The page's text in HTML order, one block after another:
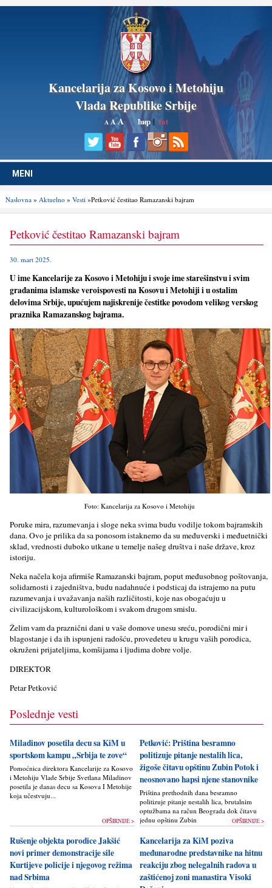
Kancelarija za Kosovo i Metohiju
Vlada Republike Srbije
A AA ћир|lat
MENI
Naslovna» Aktuelno» Vesti»Petković čestitao Ramazanski bajram
Petković čestitao Ramazanski bajram
30. mart 2025.
U ime Kancelarije za Kosovo i Metohiju i svoje ime starešinstvu i svim
građanima islamske veroispovesti na Kosovu i Metohiji i u ostalim
delovima Srbije, upućujem najiskrenije čestitke povodom velikog verskog
praznika Ramazanskog bajrama.
Foto: Kancelarija za Kosovo i Metohiju
Poruke mira, razumevanja i sloge neka svima budu vodilјe tokom bajramskih
dana. Ovo je prilika da sa ponosom istaknemo da su međuverski i međuetnički
sklad, vrednosti duboko utkane u temelјe našeg društva i naše države, kroz
istoriju.
Neka načela koja afirmiše Ramazanski bajram, poput međusobnog poštovanja,
solidarnosti i zajedništva, budu nadahnuće i podsticaj da istrajemo na putu
razumevanja i uvažavanja naših različitosti, koje nas obogaćuju u
civilizacijskom, kulturološkom i svakom drugom smislu.
Želim vam da praznični dani u vaše domove unesu sreću, porodični mir i
blagostanje i da ih ispunjeni radošću, provedeteu u krugu vaših porodica,
okruženi prijatelјima, komšijama i lјudima dobre volјe.
DIREKTOR
Petar Petković
Poslednje vesti
Miladinov posetila decu sa KiM u
sportskom kampu „Srbija te zove“
Pomoćnica direktora Kancelarije za Kosovo
i Metohiju Vlade Srbije Svetlana Miladinov
posetila je danas decu sa Kosova I Metohije
koja učestvuju...
OPŠIRNIJE >
Petković: Priština besramno
politizuje pitanje nestalih lica,
žigoše čitavu opštinu Zubin Potok i
neosnovano hapsi njene stanovnike
Priština prethodnih dana besramno
politizuje pitanje nestalih lica, brutalnim
optužbama na račun Beograda dok čitavu
jednu opštinu Zubin Potok žigoše...OPŠIRNIJE >
Rušenje objekta porodice Jakšić
novi primer demonstracije sile
Kurtijeve policije i njegovog režima
nad Srbima
Kancelarija za KiM poziva
međunarodne predstavnike na hitnu
reakciju zbog nelegalnih radova u
zaštićenoj zoni manastira Visoki